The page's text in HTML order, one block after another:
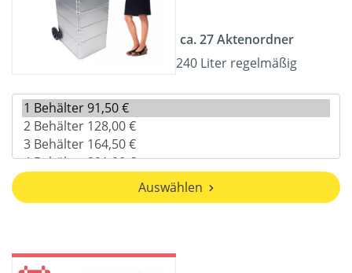
ca. 27 Aktenordner
240 Liter regelmäßig
Auswählen